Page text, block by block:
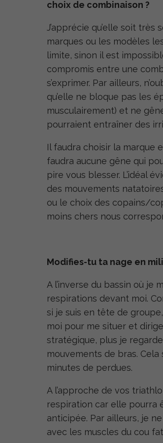
choix de combinaison ?
J’apprécie qu’elle soit
marques ou les modèles
limite, sinon il est
compromis entre une
s’exprimer. Par ailleurs,
qu’elle ne bloque pas les
musculairement) et ne
pourraient entraîner des
Il faudra choisir la marque
faudra aucune gêne qui
pire vous blesser. L’idéal
des mouvements
ou le choix des copains/
moins chers nous
Modifies-tu ta nage en
A l’inverse du bassin où je
respirations devant moi.
si je suis en tête de
moi pour me situer et
stratégique, plus je
mouvements de bras. Cela
minutes de perdues.
A l’approche de vos
respiration car elle pourra
anticipée. Par ailleurs, je
avec les muscles du cou